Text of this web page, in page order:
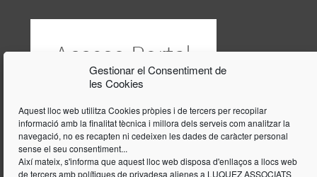
Gestionar el Consentiment de
les Cookies
Aquest lloc web utilitza Cookies pròpies i de tercers per recopilar
informació amb la finalitat tècnica i millora dels serveis com analitzar la
navegació, no es recapten ni cedeixen les dades de caràcter personal
sense el seu consentiment...
Així mateix, s'informa que aquest lloc web disposa d'enllaços a llocs web
de tercers amb polítiques de privadesa alienes a LUQUEZ ASSOCIATS